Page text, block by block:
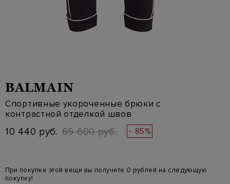
BALMAIN
Спортивные укороченные брюки с
контрастной отделкой швов
10 440 руб. 69 600 руб. - 85%
При покупке этой вещи вы получите 0 рублей на следующую
покупку!